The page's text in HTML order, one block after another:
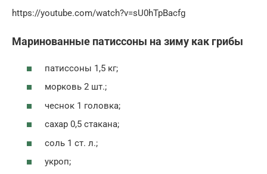
https://youtube.com/watch?v=sU0hTpBacfg
Маринованные патиссоны на зиму как грибы
патиссоны 1,5 кг;
морковь 2 шт.;
чеснок 1 головка;
сахар 0,5 стакана;
соль 1 ст. л.;
укроп;